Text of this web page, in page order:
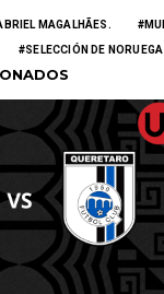
MAGALHÃES.
SELECCIÓN DE NORUEGA